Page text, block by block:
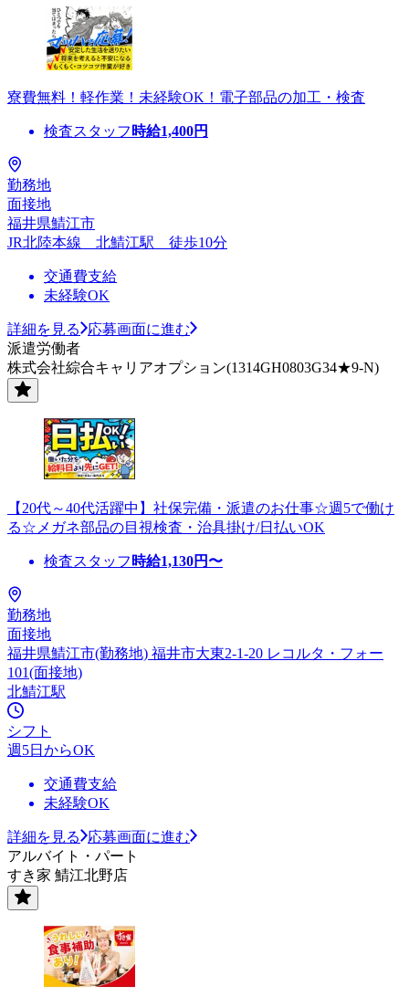
寮費無料！軽作業！未経験OK！電子部品の加工・検査
検査スタッフ 時給1,400円
勤務地
面接地
福井県鯖江市
JR北陸本線 北鯖江駅 徒歩10分
交通費支給
未経験OK
詳細を見る
応募画面に進む
派遣労働者
株式会社綜合キャリアオプション(1314GH0803G34★9-N)
【20代～40代活躍中】社保完備・派遣のお仕事☆週5で働け
る☆メガネ部品の目視検査・治具掛け/日払いOK
検査スタッフ 時給1,130円〜
勤務地
面接地
福井県鯖江市(勤務地) 福井市大東2-1-20 レコルタ・フォー
101(面接地)
北鯖江駅
シフト
週5日からOK
交通費支給
未経験OK
詳細を見る
応募画面に進む
アルバイト・パート
すき家 鯖江北野店